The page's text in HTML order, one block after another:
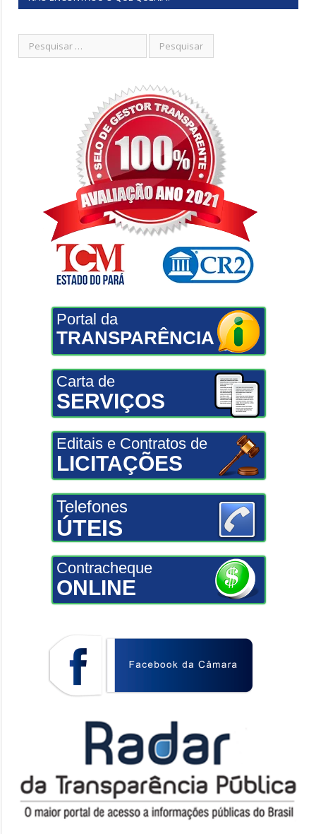
Portal da
TRANSPARÊNCIA
Carta de
SERVIÇOS
Editais e Contratos de
LICITAÇÕES
Telefones
ÚTEIS
Contracheque
ONLINE